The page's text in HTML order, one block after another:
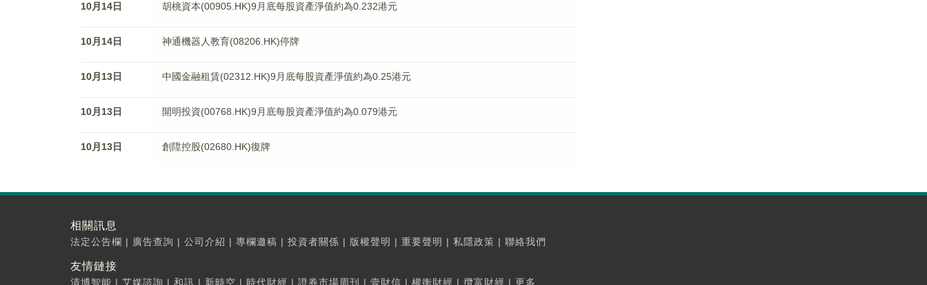
10月14日 胡桃資本(00905.HK)9月底每股資產淨值約為0.232港元
10月14日 神通機器人教育(08206.HK)停牌
10月13日 中國金融租賃(02312.HK)9月底每股資產淨值約為0.25港元
10月13日 開明投資(00768.HK)9月底每股資產淨值約為0.079港元
10月13日 創陞控股(02680.HK)復牌
相關訊息
法定公告欄 | 廣告查詢 | 公司介紹 | 專欄邀稿 | 投資者關係 | 版權聲明 | 重要聲明 | 私隱政策 | 聯絡我們
友情鏈接
清博智能 | 艾媒諮詢 | 和訊 | 新時空 | 時代財經 | 證券市場周刊 | 壹財信 | 權衡財經 | 攬富財經 | 更多...